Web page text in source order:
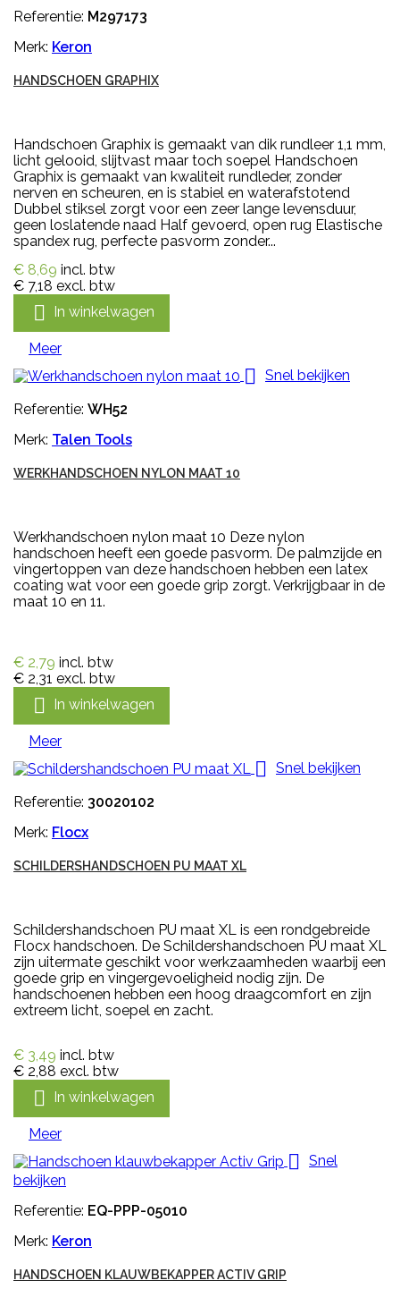
Referentie: M297173
Merk: Keron
HANDSCHOEN GRAPHIX
Handschoen Graphix is gemaakt van dik rundleer 1,1 mm,
licht gelooid, slijtvast maar toch soepel Handschoen
Graphix is gemaakt van kwaliteit rundleder, zonder
nerven en scheuren, en is stabiel en waterafstotend
Dubbel stiksel zorgt voor een zeer lange levensduur,
geen loslatende naad Half gevoerd, open rug Elastische
spandex rug, perfecte pasvorm zonder...
€ 8,69 incl. btw
€ 7,18 excl. btw
 In winkelwagen
Meer
 Snel bekijken
Referentie: WH52
Merk: Talen Tools
WERKHANDSCHOEN NYLON MAAT 10
Werkhandschoen nylon maat 10 Deze nylon
handschoen heeft een goede pasvorm. De palmzijde en
vingertoppen van deze handschoen hebben een latex
coating wat voor een goede grip zorgt. Verkrijgbaar in de
maat 10 en 11.
€ 2,79 incl. btw
€ 2,31 excl. btw
 In winkelwagen
Meer
 Snel bekijken
Referentie: 30020102
Merk: Flocx
SCHILDERSHANDSCHOEN PU MAAT XL
Schildershandschoen PU maat XL is een rondgebreide
Flocx handschoen. De Schildershandschoen PU maat XL
zijn uitermate geschikt voor werkzaamheden waarbij een
goede grip en vingergevoeligheid nodig zijn. De
handschoenen hebben een hoog draagcomfort en zijn
extreem licht, soepel en zacht.
€ 3,49 incl. btw
€ 2,88 excl. btw
 In winkelwagen
Meer
 Snel
bekijken
Referentie: EQ-PPP-05010
Merk: Keron
HANDSCHOEN KLAUWBEKAPPER ACTIV GRIP